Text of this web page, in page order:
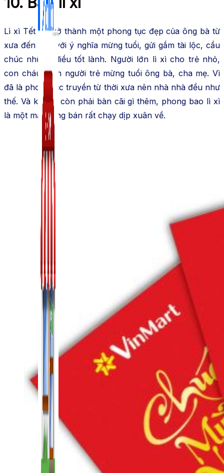
Zalo Marketing
104 bài viết
New
Lì xì Tết đã trở thành một phong tục đẹp của ông bà từ
xưa đến nay với ý nghĩa mừng tuổi, gửi gắm tài lộc, cầu
chúc những điều tốt lành. Người lớn lì xì cho trẻ nhỏ,
con cháu. Còn người trẻ mừng tuổi ông bà, cha mẹ. Vì
đã là phong tục truyền từ thời xưa nên nhà nhà đều như
thế. Và không còn phải bàn cãi gì thêm, phong bao lì xì
là một mặt hàng bán rất chạy dịp xuân về.